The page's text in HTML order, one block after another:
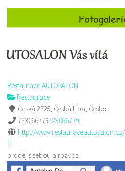
Restaurace AUTOSALON
Restaurace
Česká 2725, Česká Lípa, Česko
723066779723066779
http://www.restauraceautosalon.cz/
prodej s sebou a rozvoz